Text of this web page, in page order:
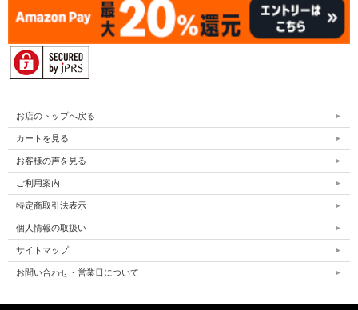
お店のトップへ戻る
カートを見る
お客様の声を見る
ご利用案内
特定商取引法表示
個人情報の取扱い
サイトマップ
お問い合わせ・営業日について